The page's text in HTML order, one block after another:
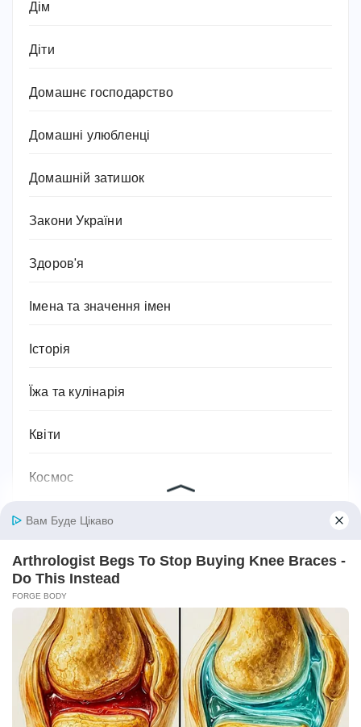
Дім
Діти
Домашнє господарство
Домашні улюбленці
Домашній затишок
Закони України
Здоров'я
Імена та значення імен
Історія
Їжа та кулінарія
Квіти
Космос
Краса
Культура та мистецтво
Кухня
Лікувальні засоби
Література та книжки